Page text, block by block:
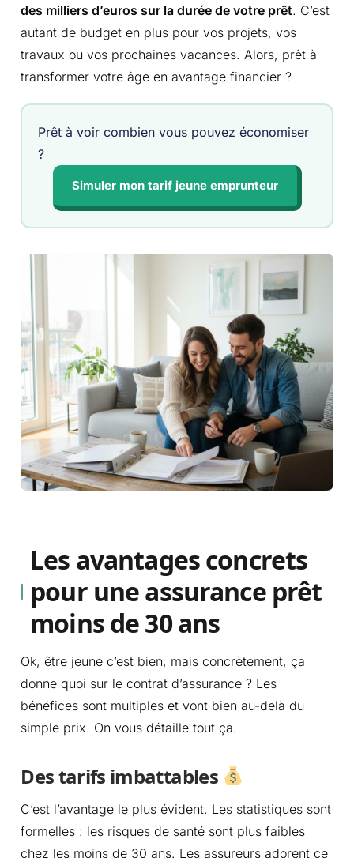
des milliers d’euros sur la durée de votre prêt. C’est
autant de budget en plus pour vos projets, vos
travaux ou vos prochaines vacances. Alors, prêt à
transformer votre âge en avantage financier ?
Prêt à voir combien vous pouvez économiser
?
Simuler mon tarif jeune emprunteur
Les avantages concrets
pour une assurance prêt
moins de 30 ans
Ok, être jeune c’est bien, mais concrètement, ça
donne quoi sur le contrat d’assurance ? Les
bénéfices sont multiples et vont bien au-delà du
simple prix. On vous détaille tout ça.
Des tarifs imbattables
C’est l’avantage le plus évident. Les statistiques sont
formelles : les risques de santé sont plus faibles
chez les moins de 30 ans. Les assureurs adorent ce